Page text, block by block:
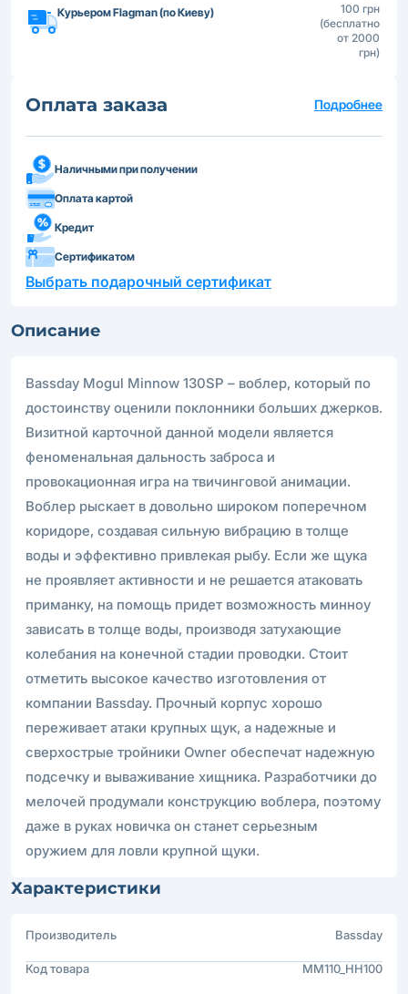
Курьером Flagman (по Киеву)
100 грн
(бесплатно
от 2000
грн)
Оплата заказа Подробнее
Наличными при получении
Оплата картой
Кредит
Сертификатом
Выбрать подарочный сертификат
Описание
Bassday Mogul Minnow 130SP – воблер, который по
достоинству оценили поклонники больших джерков.
Визитной карточной данной модели является
феноменальная дальность заброса и
провокационная игра на твичинговой анимации.
Воблер рыскает в довольно широком поперечном
коридоре, создавая сильную вибрацию в толще
воды и эффективно привлекая рыбу. Если же щука
не проявляет активности и не решается атаковать
приманку, на помощь придет возможность минноу
зависать в толще воды, производя затухающие
колебания на конечной стадии проводки. Стоит
отметить высокое качество изготовления от
компании Bassday. Прочный корпус хорошо
переживает атаки крупных щук, а надежные и
сверхострые тройники Owner обеспечат надежную
подсечку и вываживание хищника. Разработчики до
мелочей продумали конструкцию воблера, поэтому
даже в руках новичка он станет серьезным
оружием для ловли крупной щуки.
Характеристики
Производитель Bassday
Код товара MM110_HH100